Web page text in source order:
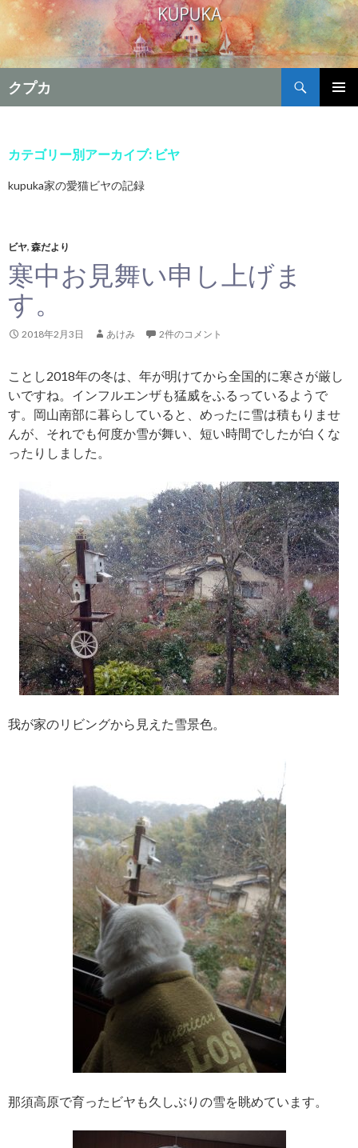
クプカ
索
ン
へ
カテゴリー別アーカイブ: ビヤ
kupuka家の愛猫ビヤの記録
ビヤ, 森だより
寒中お見舞い申し上げま
す。
2018年2月3日 あけみ 2件のコメント
ことし2018年の冬は、年が明けてから全国的に寒さが厳し
いですね。インフルエンザも猛威をふるっているようで
す。岡山南部に暮らしていると、めったに雪は積もりませ
んが、それでも何度か雪が舞い、短い時間でしたが白くな
ったりしました。
我が家のリビングから見えた雪景色。
那須高原で育ったビヤも久しぶりの雪を眺めています。